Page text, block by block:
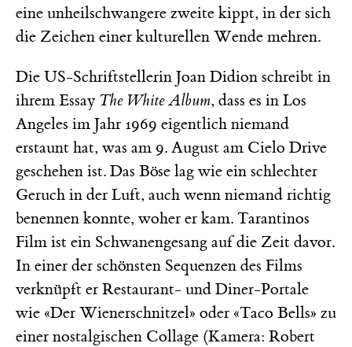
eine unheilschwangere zweite kippt, in der sich
die Zeichen einer kulturellen Wende mehren.
Die US-Schriftstellerin Joan Didion schreibt in
ihrem Essay The White Album, dass es in Los
Angeles im Jahr 1969 eigentlich niemand
erstaunt hat, was am 9. August am Cielo Drive
geschehen ist. Das Böse lag wie ein schlechter
Geruch in der Luft, auch wenn niemand richtig
benennen konnte, woher er kam. Tarantinos
Film ist ein Schwanengesang auf die Zeit davor.
In einer der schönsten Sequenzen des Films
verknüpft er Restaurant- und Diner-Portale
wie «Der Wienerschnitzel» oder «Taco Bells» zu
einer nostalgischen Collage (Kamera: Robert